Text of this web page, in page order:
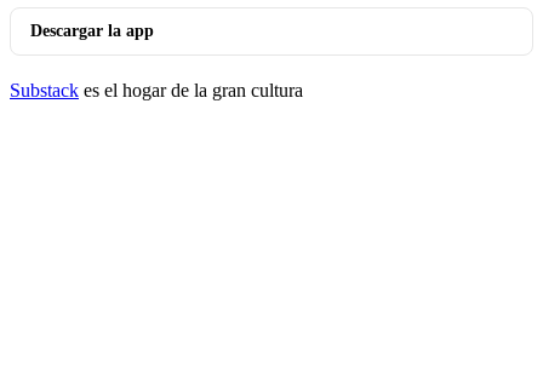
Descargar la app
Substack es el hogar de la gran cultura